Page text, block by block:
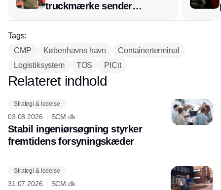
truckmærke sender
lagerchef stafetten videre
Tags:
CMP
Københavns havn
Containerterminal
Logistiksystem
TOS PICit
Annonce
Relateret indhold
Strategi & ledelse
03.08.2026 SCM.dk
Stabil ingeniørsøgning styrker
fremtidens forsyningskæder
Strategi & ledelse
31.07.2026 SCM.dk